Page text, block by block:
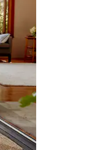
de toque ou deslize.